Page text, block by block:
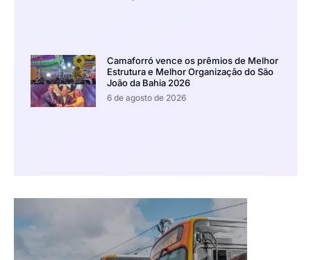
Camaforró vence os prêmios de Melhor
Estrutura e Melhor Organização do São
João da Bahia 2026
6 de agosto de 2026